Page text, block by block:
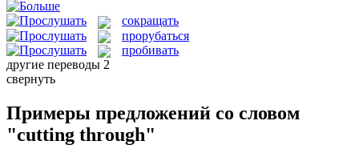
сокращать
прорубаться
пробивать
другие переводы 2
свернуть
Примеры предложений со словом
"cutting through"